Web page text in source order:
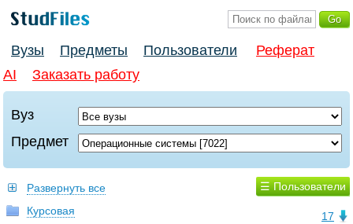
Вузы Предметы Пользователи
Реферат
AI
Заказать работу
Вуз
Предмет
☰ Пользователи
Развернуть все
17
Курсовая